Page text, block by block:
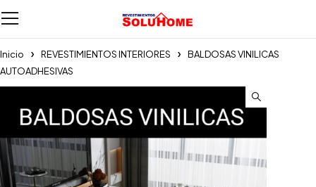
Inicio REVESTIMIENTOS INTERIORES
BALDOSAS VINILICAS
AUTOADHESIVAS